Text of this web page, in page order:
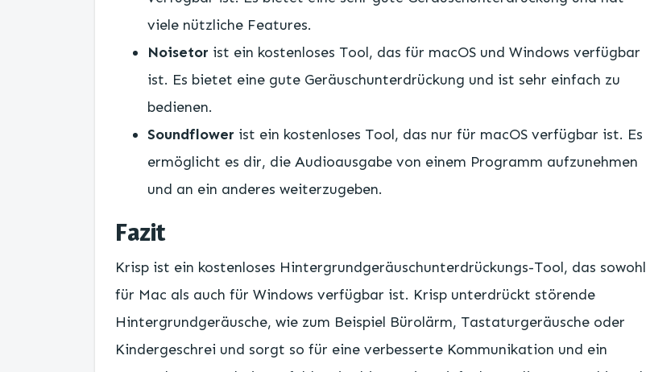
viele nützliche Features.
Noisetor ist ein kostenloses Tool, das für macOS und Windows verfügbar
ist. Es bietet eine gute Geräuschunterdrückung und ist sehr einfach zu
bedienen.
Soundflower ist ein kostenloses Tool, das nur für macOS verfügbar ist. Es
ermöglicht es dir, die Audioausgabe von einem Programm aufzunehmen
und an ein anderes weiterzugeben.
Fazit
Krisp ist ein kostenloses Hintergrundgeräuschunterdrückungs-Tool, das sowohl
für Mac als auch für Windows verfügbar ist. Krisp unterdrückt störende
Hintergrundgeräusche, wie zum Beispiel Bürolärm, Tastaturgeräusche oder
Kindergeschrei und sorgt so für eine verbesserte Kommunikation und ein